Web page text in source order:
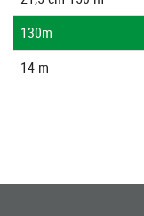
130m
14 m